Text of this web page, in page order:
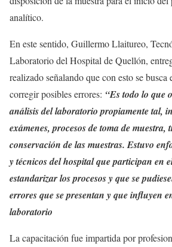
analítico.
En este sentido, Guillermo Llaitureo,
Laboratorio del Hospital de Quellón,
realizado señalando que con esto se busca
corregir posibles errores: “Es todo lo que
análisis del laboratorio propiamente tal,
exámenes, procesos de toma de muestra,
conservación de las muestras. Estuvo
y técnicos del hospital que participan en
estandarizar los procesos y que se
errores que se presentan y que influyen
laboratorio
La capacitación fue impartida por